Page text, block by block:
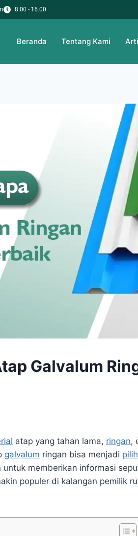
8.00 - 16.00
Beranda Tentang Kami
Galvalum
atap yang tahan lama, ringan,
galvalum ringan bisa menjadi
memberikan informasi
populer di kalangan pemilik